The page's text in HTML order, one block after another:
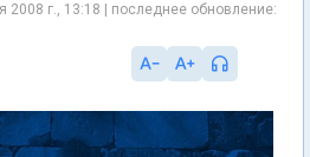
2008 г., 13:18 | последнее обновление: